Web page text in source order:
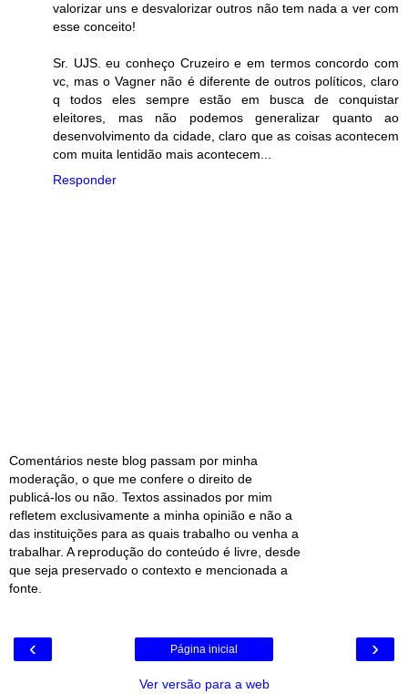
valorizar uns e desvalorizar outros não tem nada a ver com
esse conceito!
Sr. UJS. eu conheço Cruzeiro e em termos concordo com
vc, mas o Vagner não é diferente de outros políticos, claro
q todos eles sempre estão em busca de conquistar
eleitores, mas não podemos generalizar quanto ao
desenvolvimento da cidade, claro que as coisas acontecem
com muita lentidão mais acontecem...
Responder
Comentários neste blog passam por minha
moderação, o que me confere o direito de
publicá-los ou não. Textos assinados por mim
refletem exclusivamente a minha opinião e não a
das instituições para as quais trabalho ou venha a
trabalhar. A reprodução do conteúdo é livre, desde
que seja preservado o contexto e mencionada a
fonte.
‹ ›
Página inicial
Ver versão para a web